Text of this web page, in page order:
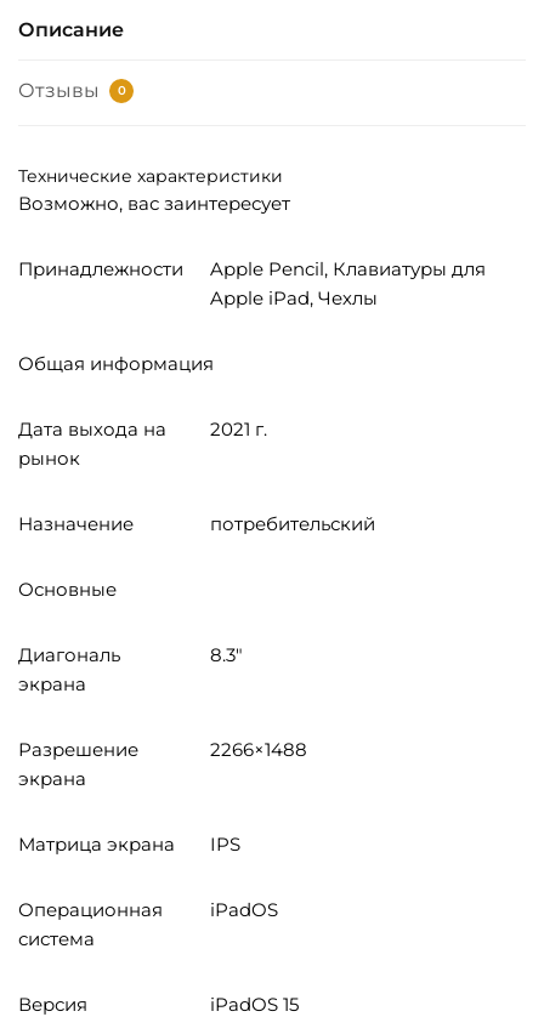
Описание
Отзывы 0
Технические характеристики
Возможно, вас заинтересует
Принадлежности
Apple Pencil, Клавиатуры для
Apple iPad, Чехлы
Общая информация
Дата выхода на
рынок
2021 г.
Назначение потребительский
Основные
Диагональ
экрана
8.3"
Разрешение
экрана
2266×1488
Матрица экрана IPS
Операционная
система
iPadOS
Версия
iPadOS 15